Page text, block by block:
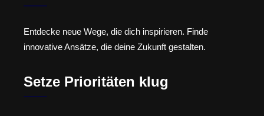
Entdecke neue Wege, die dich inspirieren. Finde
innovative Ansätze, die deine Zukunft gestalten.
Setze Prioritäten klug